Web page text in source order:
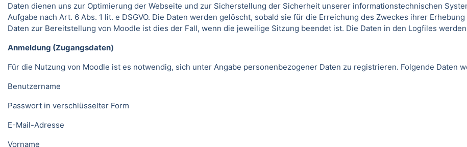
Daten dienen uns zur Optimierung der Webseite und zur Sicherstellung der Sicherheit unserer informationstechnischen
Aufgabe nach Art. 6 Abs. 1 lit. e DSGVO. Die Daten werden gelöscht, sobald sie für die Erreichung des Zweckes ihrer
Daten zur Bereitstellung von Moodle ist dies der Fall, wenn die jeweilige Sitzung beendet ist. Die Daten in den Logfiles
Anmeldung (Zugangsdaten)
Für die Nutzung von Moodle ist es notwendig, sich unter Angabe personenbezogener Daten zu registrieren. Folgende Daten
Benutzername
Passwort in verschlüsselter Form
E-Mail-Adresse
Vorname